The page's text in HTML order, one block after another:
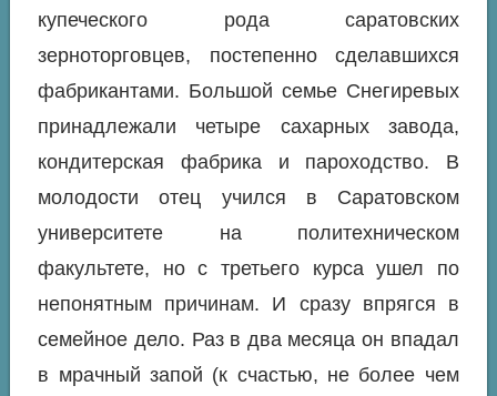
купеческого рода саратовских
зерноторговцев, постепенно сделавшихся
фабрикантами. Большой семье Снегиревых
принадлежали четыре сахарных завода,
кондитерская фабрика и пароходство. В
молодости отец учился в Саратовском
университете на политехническом
факультете, но с третьего курса ушел по
непонятным причинам. И сразу впрягся в
семейное дело. Раз в два месяца он впадал
в мрачный запой (к счастью, не более чем